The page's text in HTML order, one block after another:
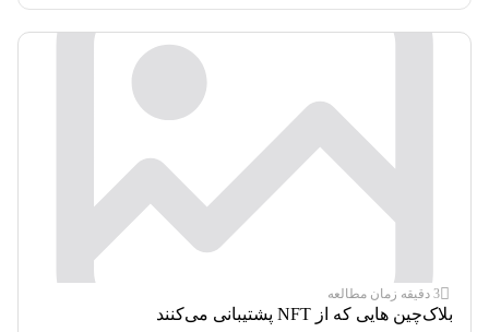
3 دقیقه زمان مطالعه
بلاک‌چین هایی که از NFT پشتیبانی می‌کنند